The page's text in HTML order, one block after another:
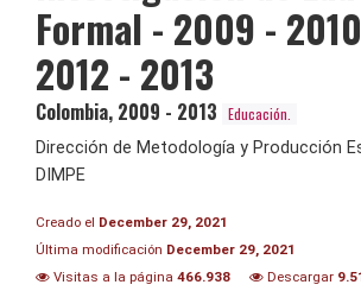
Formal - 2009 -
2012 - 2013
Colombia, 2009 - 2013 Educación.
Dirección de Metodología y Producción
DIMPE
Creado el December 29, 2021
Última modificación December 29, 2021
Visitas a la página 466.938 Descargar